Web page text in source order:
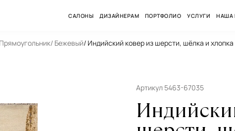
САЛОНЫ ДИЗАЙНЕРАМ ПОРТФОЛИО УСЛУГИ НАША
/ Бежевый/ Индийский ковер из шерсти, шёлка и хлопка
Артикул 5463-67035